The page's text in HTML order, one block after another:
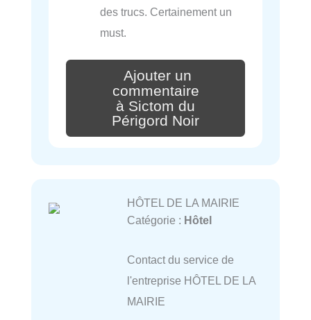
des trucs. Certainement un
must.
Ajouter un
commentaire
à Sictom du
Périgord Noir
HÔTEL DE LA MAIRIE
Catégorie : Hôtel
Contact du service de
l'entreprise HÔTEL DE LA
MAIRIE